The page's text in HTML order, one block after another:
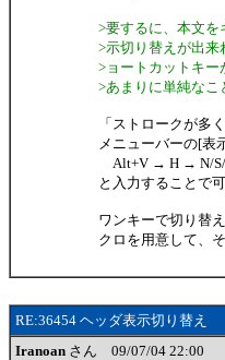
>要するに、本文
>示切り替えが出
>ョートカットキー
>あまりに単純なこ
「ストロークが多
メニューバーの[表
Alt+V → H → N/S/
と入力することで可
ワンキーで切り替
クロを用意して、
RE:36454 ヘッダ表示切り替え
Iranoan さん 09/07/04 22:00